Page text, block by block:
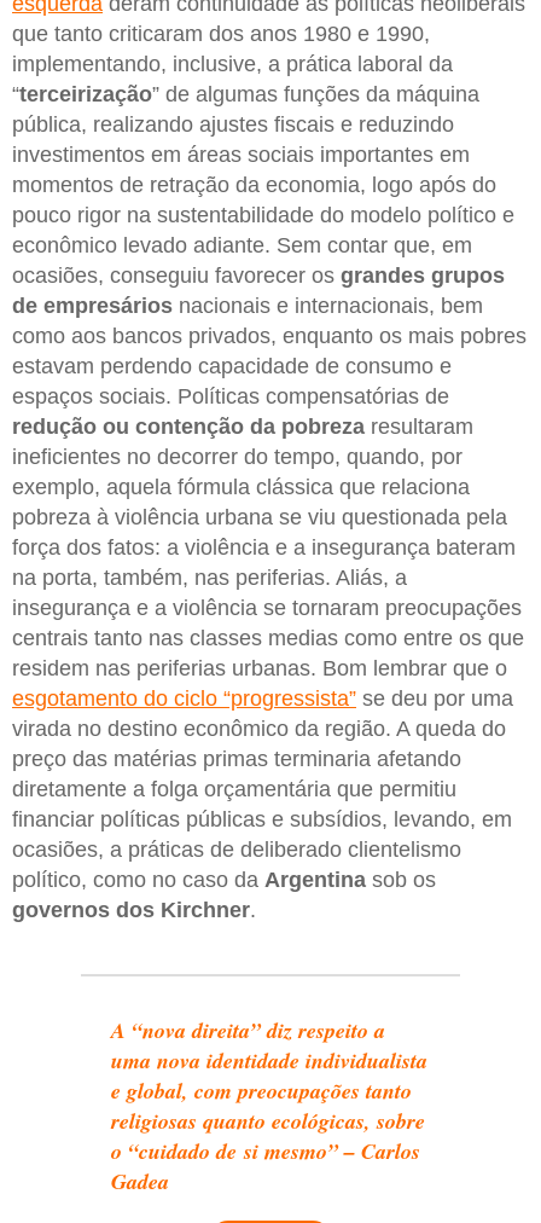
que tanto criticaram dos anos 1980 e 1990,
implementando, inclusive, a prática laboral da
“terceirização” de algumas funções da máquina
pública, realizando ajustes fiscais e reduzindo
investimentos em áreas sociais importantes em
momentos de retração da economia, logo após do
pouco rigor na sustentabilidade do modelo político e
econômico levado adiante. Sem contar que, em
ocasiões, conseguiu favorecer os grandes grupos
de empresários nacionais e internacionais, bem
como aos bancos privados, enquanto os mais pobres
estavam perdendo capacidade de consumo e
espaços sociais. Políticas compensatórias de
redução ou contenção da pobreza resultaram
ineficientes no decorrer do tempo, quando, por
exemplo, aquela fórmula clássica que relaciona
pobreza à violência urbana se viu questionada pela
força dos fatos: a violência e a insegurança bateram
na porta, também, nas periferias. Aliás, a
insegurança e a violência se tornaram preocupações
centrais tanto nas classes medias como entre os que
residem nas periferias urbanas. Bom lembrar que o
esgotamento do ciclo “progressista” se deu por uma
virada no destino econômico da região. A queda do
preço das matérias primas terminaria afetando
diretamente a folga orçamentária que permitiu
financiar políticas públicas e subsídios, levando, em
ocasiões, a práticas de deliberado clientelismo
político, como no caso da Argentina sob os
governos dos Kirchner.
A “nova direita” diz respeito a
uma nova identidade individualista
e global, com preocupações tanto
religiosas quanto ecológicas, sobre
o “cuidado de si mesmo” – Carlos
Gadea